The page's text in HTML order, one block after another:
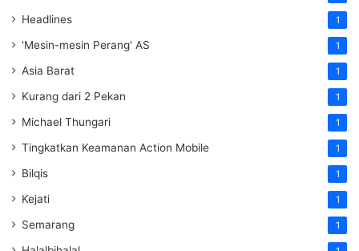
Headlines 1
'Mesin-mesin Perang' AS 1
Asia Barat 1
Kurang dari 2 Pekan 1
Michael Thungari 1
Tingkatkan Keamanan Action Mobile 1
Bilqis 1
Kejati 1
Semarang 1